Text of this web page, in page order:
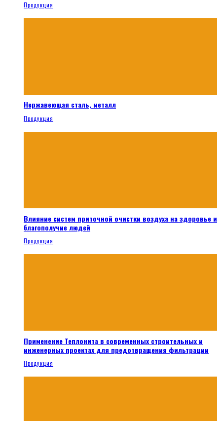
Продукция
Нержавеющая сталь, металл
Продукция
Влияние систем приточной очистки воздуха на здоровье и
благополучие людей
Продукция
Применение Теплонита в современных строительных и
инженерных проектах для предотвращения фильтрации
Продукция